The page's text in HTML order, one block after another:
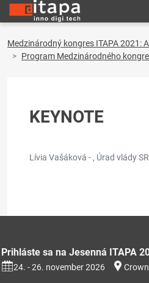
Medzinárodný kongres ITAPA 2021:
Program Medzinárodného
KEYNOTE
Lívia Vašáková - , Úrad vlády SR
Prihláste sa na Jesenná ITAPA
24. - 26. november 2026